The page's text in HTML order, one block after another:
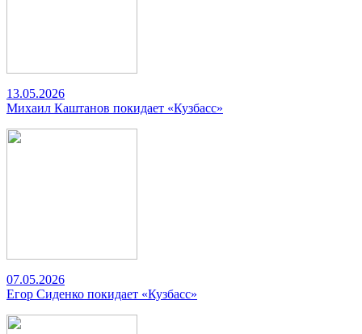
13.05.2026
Михаил Каштанов покидает «Кузбасс»
07.05.2026
Егор Сиденко покидает «Кузбасс»